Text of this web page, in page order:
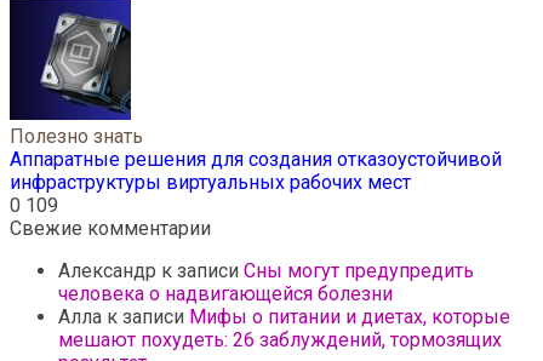
Полезно знать
Аппаратные решения для создания отказоустойчивой
инфраструктуры виртуальных рабочих мест
0 109
Свежие комментарии
Александр к записи Сны могут предупредить
человека о надвигающейся болезни
Алла к записи Мифы о питании и диетах, которые
мешают похудеть: 26 заблуждений, тормозящих